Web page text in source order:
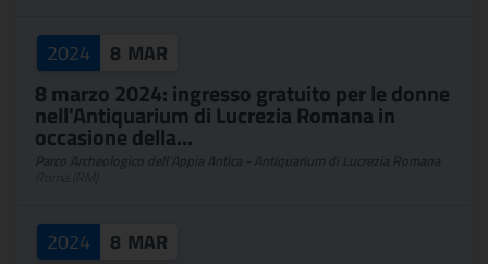
2024 8 MAR
8 marzo 2024: ingresso gratuito per le donne
nell'Antiquarium di Lucrezia Romana in
occasione della...
2024 8 MAR